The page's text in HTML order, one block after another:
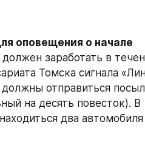
оповещения о начале
должен заработать в
Томска сигнала
должны отправиться
на десять повесток). В
два автомобиля